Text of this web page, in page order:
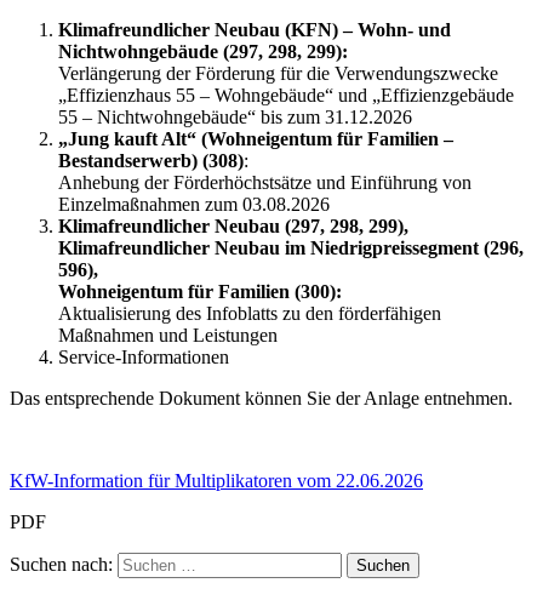
Klimafreundlicher Neubau (KFN) – Wohn- und
Nichtwohngebäude (297, 298, 299):
Verlängerung der Förderung für die Verwendungszwecke
„Effizienzhaus 55 – Wohngebäude“ und „Effizienzgebäude
55 – Nichtwohngebäude“ bis zum 31.12.2026
„Jung kauft Alt“ (Wohneigentum für Familien –
Bestandserwerb) (308):
Anhebung der Förderhöchstsätze und Einführung von
Einzelmaßnahmen zum 03.08.2026
Klimafreundlicher Neubau (297, 298, 299),
Klimafreundlicher Neubau im Niedrigpreissegment (296,
596),
Wohneigentum für Familien (300):
Aktualisierung des Infoblatts zu den förderfähigen
Maßnahmen und Leistungen
Service-Informationen
Das entsprechende Dokument können Sie der Anlage entnehmen.
KfW-Information für Multiplikatoren vom 22.06.2026
PDF
Suchen nach: